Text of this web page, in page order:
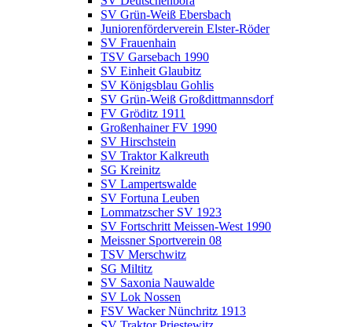
SV Grün-Weiß Ebersbach
Juniorenförderverein Elster-Röder
SV Frauenhain
TSV Garsebach 1990
SV Einheit Glaubitz
SV Königsblau Gohlis
SV Grün-Weiß Großdittmannsdorf
FV Gröditz 1911
Großenhainer FV 1990
SV Hirschstein
SV Traktor Kalkreuth
SG Kreinitz
SV Lampertswalde
SV Fortuna Leuben
Lommatzscher SV 1923
SV Fortschritt Meissen-West 1990
Meissner Sportverein 08
TSV Merschwitz
SG Miltitz
SV Saxonia Nauwalde
SV Lok Nossen
FSV Wacker Nünchritz 1913